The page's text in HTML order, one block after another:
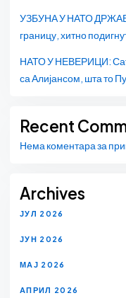
УЗБУНА У НАТО
границу, хитно
НАТО У НЕВЕРИЦИ:
са Алијансом, шта то
Recent
Нема коментара за
Archives
ЈУЛ 2026
ЈУН 2026
МАЈ 2026
АПРИЛ 2026